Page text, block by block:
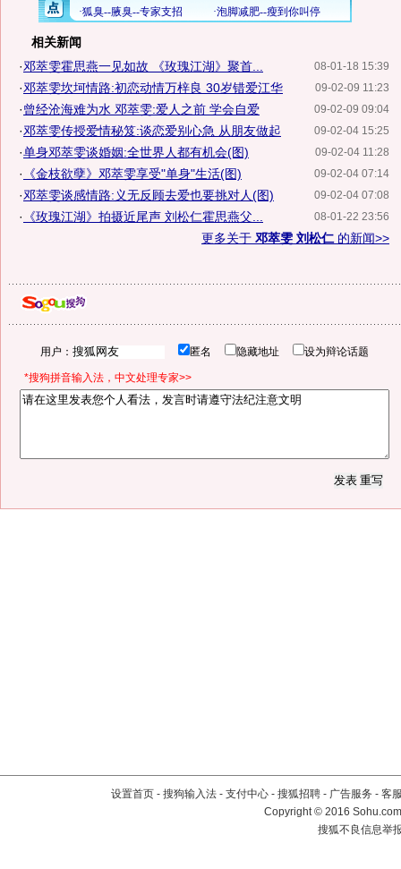
相关新闻
08-01-18 15:39
·邓萃雯霍思燕一见如故 《玫瑰江湖》聚首...
09-02-09 11:23
·邓萃雯坎坷情路:初恋动情万梓良 30岁错爱江华
09-02-09 09:04
·曾经沧海难为水 邓萃雯:爱人之前 学会自爱
09-02-04 15:25
·邓萃雯传授爱情秘笈:谈恋爱别心急 从朋友做起
09-02-04 11:28
·单身邓萃雯谈婚姻:全世界人都有机会(图)
09-02-04 07:14
· 《金枝欲孽》邓萃雯享受"单身"生活(图)
09-02-04 07:08
·邓萃雯谈感情路:义无反顾去爱也要挑对人(图)
08-01-22 23:56
·
《玫瑰江湖》拍摄近尾声 刘松仁霍思燕父...
更多关于 邓萃雯 刘松仁 的新闻>>
用户： 匿名 隐藏地址 设为辩论话题
*搜狗拼音输入法，中文处理专家>>
设置首页 - 搜狗输入法 - 支付中心 - 搜狐招聘 - 广告服务 - 客
Copyright©2016
搜狐不良信息举